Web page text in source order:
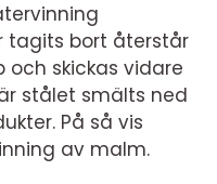
tagits bort återstår
och skickas vidare
stålet smälts ned
På så vis
av malm.